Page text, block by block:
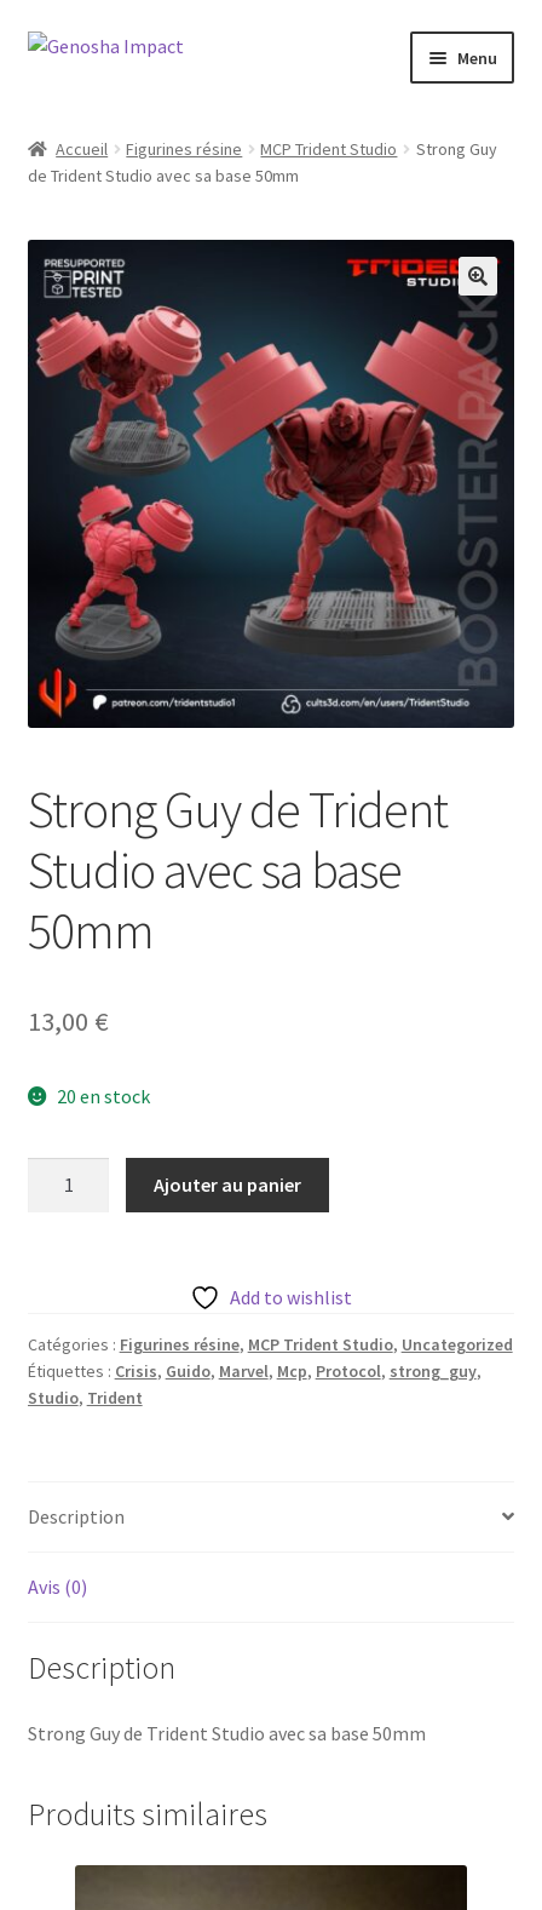
Aller
navigation
Aller
Menu
Cart
Checkout
My account
Shop
Wishlist
Accueil Figurines résine MCP Trident Studio
Strong Guy
de Trident Studio avec sa base 50mm
Strong Guy de Trident
Studio avec sa base
50mm
13,00 €
20 en stock
Studio
avec
sa
Ajouter au panier
Add to wishlist
Catégories : Figurines résine, MCP Trident Studio, Uncategorized
Étiquettes : Crisis, Guido, Marvel, Mcp, Protocol, strong_guy,
Studio, Trident
Description
Avis (0)
Description
Strong Guy de Trident Studio avec sa base 50mm
Produits similaires